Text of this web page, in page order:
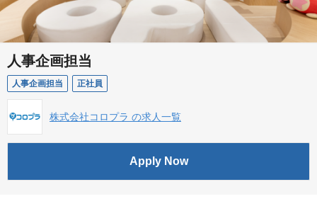
人事企画担当
人事企画担当 正社員
株式会社コロプラ の求人一覧
Apply Now